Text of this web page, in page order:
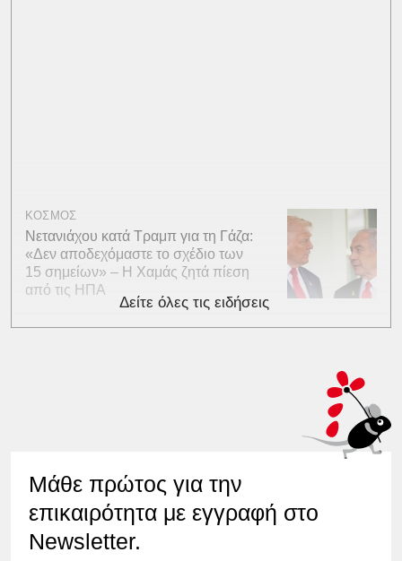
ΚΟΣΜΟΣ
Νετανιάχου κατά Τραμπ για τη Γάζα:
«Δεν αποδεχόμαστε το σχέδιο των
15 σημείων» – Η Χαμάς ζητά πίεση
από τις ΗΠΑ
Δείτε όλες τις ειδήσεις
Μάθε πρώτος για την
επικαιρότητα με εγγραφή στο
Newsletter.